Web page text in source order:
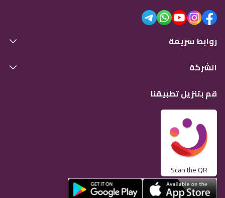
روابط سريعة
الشركة
قم بتنزيل تطبيقنا
Scan the QR